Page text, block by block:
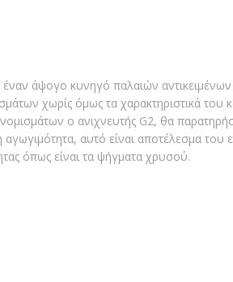
άψογο κυνηγό παλαιών
χωρίς όμως τα χαρακτηριστικά του
ο ανιχνευτής G2, θα
αυτό είναι αποτέλεσμα
όπως είναι τα ψήγματα χρυσού.